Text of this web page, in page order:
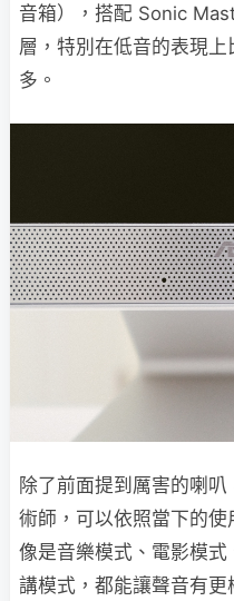
音箱），搭配 Sonic
層，特別在低音的表現
多。
除了前面提到厲害的喇
術師，可以依照當下的使
像是音樂模式、電影模
講模式，都能讓聲音有更